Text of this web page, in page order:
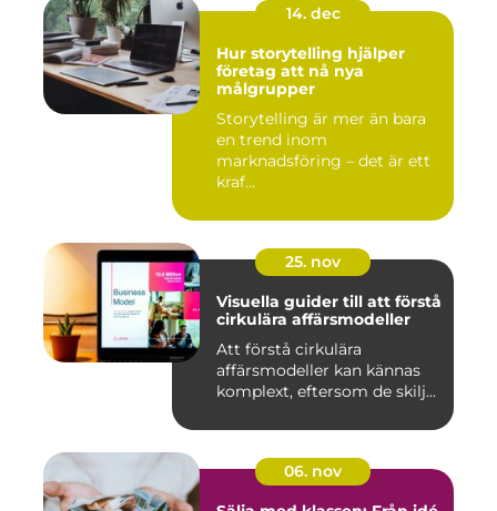
14. dec
Hur storytelling hjälper
företag att nå nya
målgrupper
Storytelling är mer än bara
en trend inom
marknadsföring – det är ett
kraf...
25. nov
Visuella guider till att förstå
cirkulära affärsmodeller
Att förstå cirkulära
affärsmodeller kan kännas
komplext, eftersom de skilj...
06. nov